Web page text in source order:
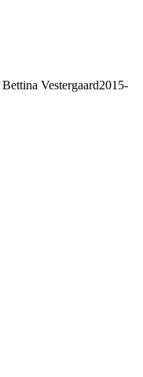
Bettina Vestergaard2015-